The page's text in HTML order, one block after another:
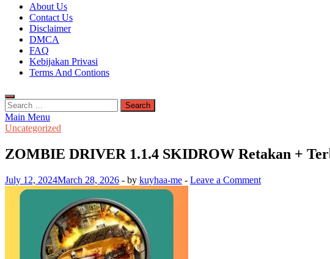
Kuyhaa Me
Download Game Repack & Software Full Gratis
About Us
Contact Us
Disclaimer
DMCA
FAQ
Kebijakan Privasi
Terms And Contions
Search
for:
Main Menu
Uncategorized
ZOMBIE DRIVER 1.1.4 SKIDROW Retakan +
July 12, 2024March 28, 2026 - by kuyhaa-me - Leave a Comment